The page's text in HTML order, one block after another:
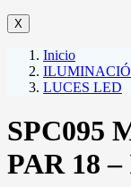
X
Inicio
LUCES LED
SPC095
PAR 18